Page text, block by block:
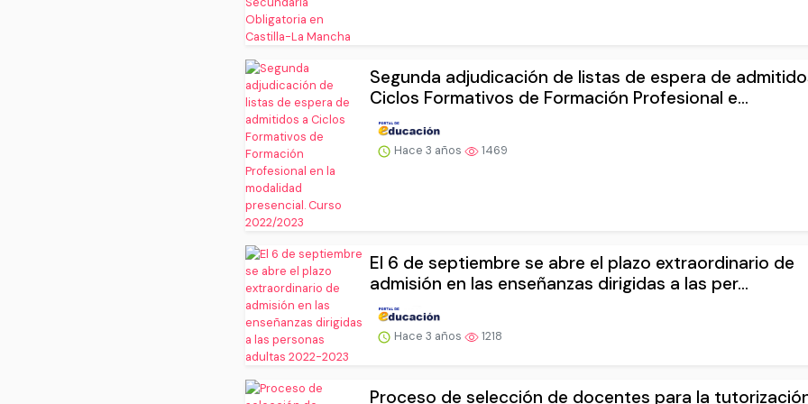
Segunda adjudicación de listas de espera de
Ciclos Formativos de Formación Profesional e...
Hace 3 años 1469
El 6 de septiembre se abre el plazo extraordinario de
admisión en las enseñanzas dirigidas a las per...
Hace 3 años 1218
Proceso de selección de docentes para la